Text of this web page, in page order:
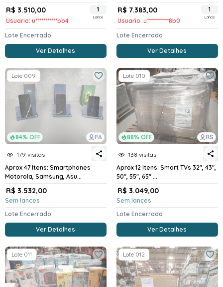
R$ 3.510,00
Usuario: u***********bb4
1
Lance
Lote Encerrado
Ver Detalhes
R$ 7.383,00
Usuario: u***********8b0
1
Lance
Lote Encerrado
Ver Detalhes
84% OFF PA
Lote 009
179 visitas
Aprox 47 Itens: Smartphones
Motorola, Samsung, Asu...
R$ 3.532,00
Sem lances
Lote Encerrado
Ver Detalhes
88% OFF RS
Lote 010
138 visitas
Aprox 12 Itens: Smart TVs 32", 43",
50", 55", 65" ...
R$ 3.049,00
Sem lances
Lote Encerrado
Ver Detalhes
Lote 011 Lote 012